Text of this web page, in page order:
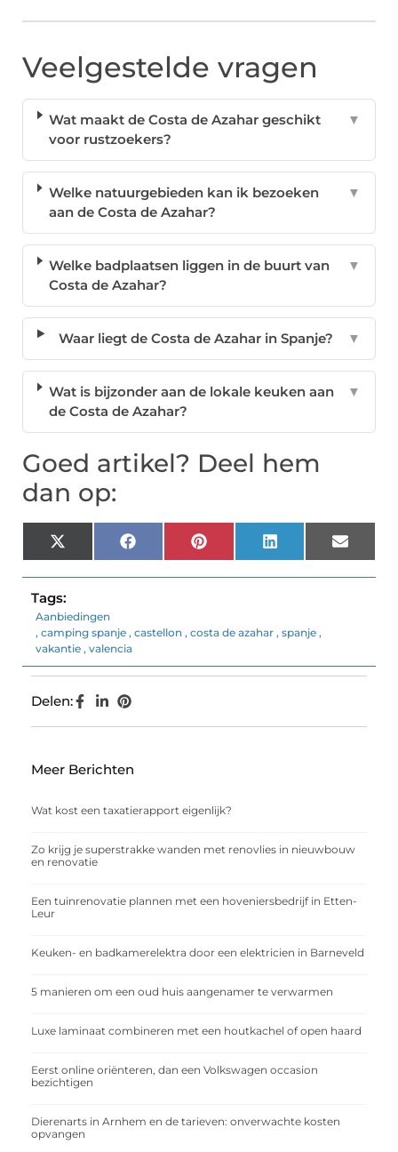
Veelgestelde vragen
Wat maakt de Costa de Azahar geschikt
voor rustzoekers?
▼
Welke natuurgebieden kan ik bezoeken
aan de Costa de Azahar?
▼
Welke badplaatsen liggen in de buurt van
Costa de Azahar?
▼
Waar liegt de Costa de Azahar in Spanje? ▼
Wat is bijzonder aan de lokale keuken aan
de Costa de Azahar?
▼
Goed artikel? Deel hem
dan op:
X
(Twitter)
FacebookPinterest LinkedIn Email
Tags:
Aanbiedingen
, camping spanje , castellon , costa de azahar , spanje ,
vakantie , valencia
Delen:
Meer Berichten
Wat kost een taxatierapport eigenlijk?
Zo krijg je superstrakke wanden met renovlies in nieuwbouw
en renovatie
Een tuinrenovatie plannen met een hoveniersbedrijf in Etten-
Leur
Keuken- en badkamerelektra door een elektricien in Barneveld
5 manieren om een oud huis aangenamer te verwarmen
Luxe laminaat combineren met een houtkachel of open haard
Eerst online oriënteren, dan een Volkswagen occasion
bezichtigen
Dierenarts in Arnhem en de tarieven: onverwachte kosten
opvangen